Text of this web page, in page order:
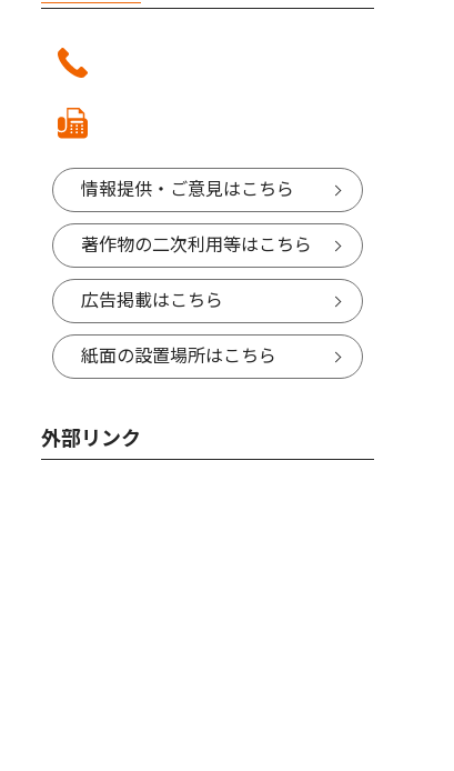
情報提供・ご意見はこちら
著作物の二次利用等はこちら
広告掲載はこちら
紙面の設置場所はこちら
外部リンク